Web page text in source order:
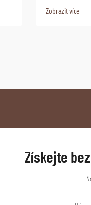
Zobrazit více
Získejte